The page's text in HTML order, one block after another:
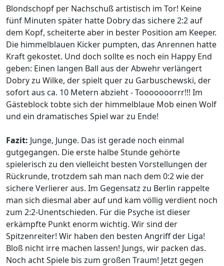
Blondschopf per Nachschuß artistisch im Tor! Keine
fünf Minuten später hatte Dobry das sichere 2:2 auf
dem Kopf, scheiterte aber in bester Position am Keeper.
Die himmelblauen Kicker pumpten, das Anrennen hatte
Kraft gekostet. Und doch sollte es noch ein Happy End
geben: Einen langen Ball aus der Abwehr verlängert
Dobry zu Wilke, der spielt quer zu Garbuschewski, der
sofort aus ca. 10 Metern abzieht - Tooooooorrr!!! Im
Gästeblock tobte sich der himmelblaue Mob einen Wolf
und ein dramatisches Spiel war zu Ende!
Fazit: Junge, Junge. Das ist gerade noch einmal
gutgegangen. Die erste halbe Stunde gehörte
spielerisch zu den vielleicht besten Vorstellungen der
Rückrunde, trotzdem sah man nach dem 0:2 wie der
sichere Verlierer aus. Im Gegensatz zu Berlin rappelte
man sich diesmal aber auf und kam völlig verdient noch
zum 2:2-Unentschieden. Für die Psyche ist dieser
erkämpfte Punkt enorm wichtig. Wir sind der
Spitzenreiter! Wir haben den besten Angriff der Liga!
Bloß nicht irre machen lassen! Jungs, wir packen das.
Noch acht Spiele bis zum großen Traum! Jetzt gegen